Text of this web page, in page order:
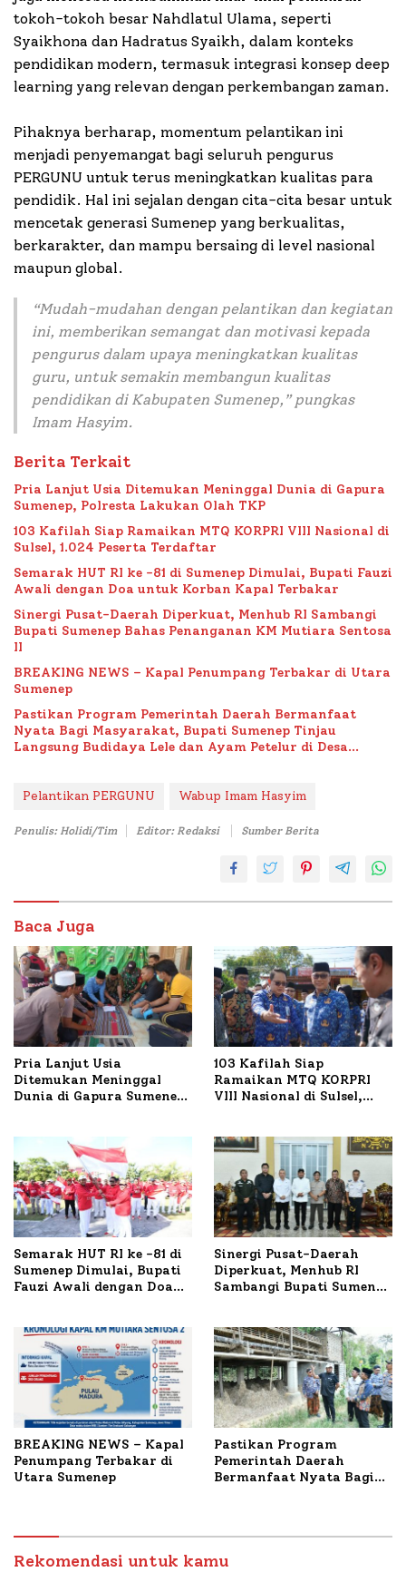
tokoh-tokoh besar Nahdlatul Ulama, seperti
Syaikhona dan Hadratus Syaikh, dalam konteks
pendidikan modern, termasuk integrasi konsep deep
learning yang relevan dengan perkembangan zaman.
Pihaknya berharap, momentum pelantikan ini
menjadi penyemangat bagi seluruh pengurus
PERGUNU untuk terus meningkatkan kualitas para
pendidik. Hal ini sejalan dengan cita-cita besar untuk
mencetak generasi Sumenep yang berkualitas,
berkarakter, dan mampu bersaing di level nasional
maupun global.
“Mudah-mudahan dengan pelantikan dan kegiatan
ini, memberikan semangat dan motivasi kepada
pengurus dalam upaya meningkatkan kualitas
guru, untuk semakin membangun kualitas
pendidikan di Kabupaten Sumenep,” pungkas
Imam Hasyim.
Berita Terkait
Pria Lanjut Usia Ditemukan Meninggal Dunia di Gapura
Sumenep, Polresta Lakukan Olah TKP
103 Kafilah Siap Ramaikan MTQ KORPRI VIII Nasional di
Sulsel, 1.024 Peserta Terdaftar
Semarak HUT RI ke -81 di Sumenep Dimulai, Bupati Fauzi
Awali dengan Doa untuk Korban Kapal Terbakar
Sinergi Pusat-Daerah Diperkuat, Menhub RI Sambangi
Bupati Sumenep Bahas Penanganan KM Mutiara Sentosa
II
BREAKING NEWS – Kapal Penumpang Terbakar di Utara
Sumenep
Pastikan Program Pemerintah Daerah Bermanfaat
Nyata Bagi Masyarakat, Bupati Sumenep Tinjau
Langsung Budidaya Lele dan Ayam Petelur di Desa
Pelantikan PERGUNU Wabup Imam Hasyim
Penulis: Holidi/Tim Editor: Redaksi Sumber Berita
Baca Juga
Pria Lanjut Usia
Ditemukan Meninggal
Dunia di Gapura Sumenep,
103 Kafilah Siap
Ramaikan MTQ KORPRI
VIII Nasional di Sulsel,
Semarak HUT RI ke -81 di
Sumenep Dimulai, Bupati
Fauzi Awali dengan Doa
Sinergi Pusat-Daerah
Diperkuat, Menhub RI
Sambangi Bupati Sumenep
BREAKING NEWS – Kapal
Penumpang Terbakar di
Utara Sumenep
Pastikan Program
Pemerintah Daerah
Bermanfaat Nyata Bagi
Petelur di Desa Bataal
Timur
Rekomendasi untuk kamu